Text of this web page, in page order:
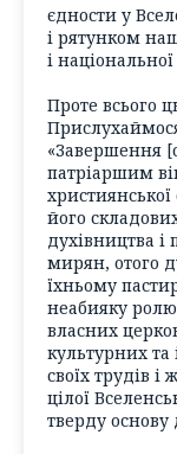
єдности у
і рятунком
і
Проте всього
«Завершення
патріаршим
його
духівництва і
мирян, отого
їхньому
неабияку ролю.
власних
культурних та
своїх трудів
цілої
тверду основу